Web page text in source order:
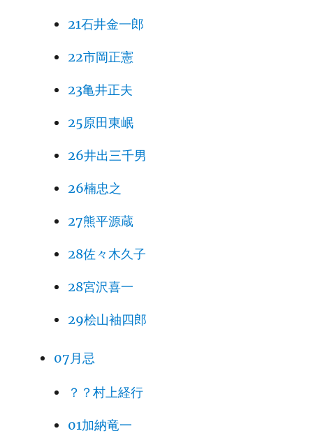
21石井金一郎
22市岡正憲
23亀井正夫
25原田東岷
26井出三千男
26楠忠之
27熊平源蔵
28佐々木久子
28宮沢喜一
29桧山袖四郎
07月忌
？？村上経行
01加納竜一